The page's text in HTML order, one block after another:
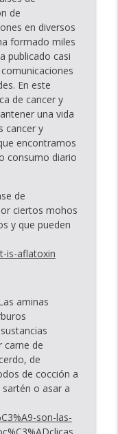
acto de
info_outline
para sanar
nutrir tu
día
info_outline
de nuevo sin
info_outline
a la paz,
con
mañana
para
info_outline
de
en diversos
formado miles
publicado casi
En este
de cancer y
una vida
cancer y
encontramos
consumo diario
de
ciertos mohos
y que pueden
is-aflatoxin
aminas
carne de
de
de cocción a
o asar a
son-las-